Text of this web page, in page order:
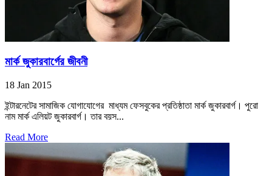
মার্ক জুকারবার্গের জীবনী
18 Jan 2015
ইন্টারনেটের সামাজিক যোগাযোগের মাধ্যম ফেসবুকের প্রতিষ্ঠাতা মার্ক জুকারবার্গ। পুরো
নাম মার্ক এলিয়ট জুকারবার্গ। তার বয়স...
Read More